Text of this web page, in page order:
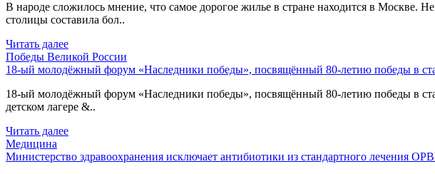
В народе сложилось мнение, что самое дорогое жилье в стране находится в Москве.
столицы составила бол..
Читать далее
Победы Великой России
18-ый молодёжный форум «Наследники победы», посвящённый 80-летию победы в
18-ый молодёжный форум «Наследники победы», посвящённый 80-летию победы в
детском лагере &..
Читать далее
Медицина
Министерство здравоохранения исключает антибиотики из стандартного лечения